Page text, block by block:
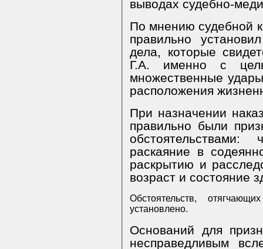
выводах судебно-
По мнению судебной
правильно
дела, которые
Г.А. именно с
множественные удары
расположения
При назначении
правильно были признаны
раскаяние в
раскрытию и
возраст и состояние
Обстоятельств, отягчающих
установлено.
Оснований для
несправедливым